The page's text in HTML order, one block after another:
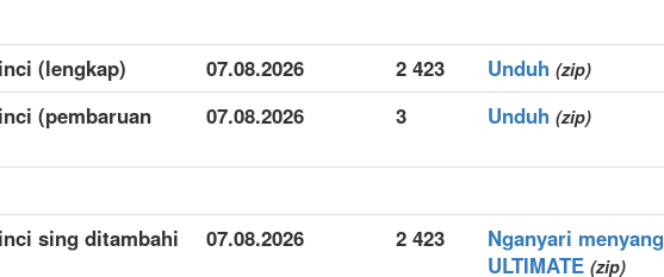
(lengkap) 07.08.2026 2 423 Unduh (zip)
(pembaruan
07.08.2026 3 Unduh (zip)
sing ditambahi
07.08.2026 2 423
Nganyari menyang
ULTIMATE (zip)